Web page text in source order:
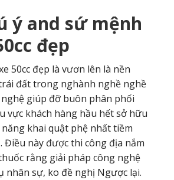
ý and sứ mệnh
đẹp
50cc đẹp là vươn lên là nền
đất trong nghành nghề nghề
giúp đỡ buôn phân phối
vực khách hàng hầu hết sở hữu
khai quật phệ nhất tiềm
Điều này được thi công địa nắm
rằng giải pháp công nghệ
nhân sự, ko đề nghị Ngược lại.